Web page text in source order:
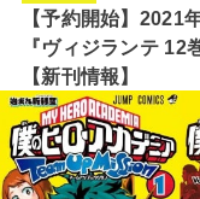
【予約開始】2021
『ヴィジランテ 12
【新刊情報】